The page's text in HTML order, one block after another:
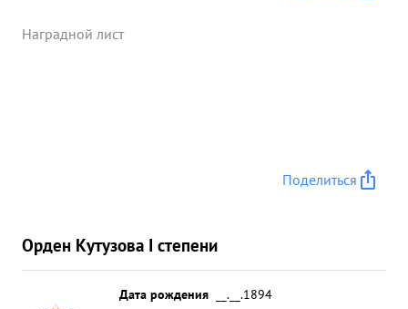
Наградной лист
Поделиться
Орден Кутузова I степени
Дата рождения
__.__.1894